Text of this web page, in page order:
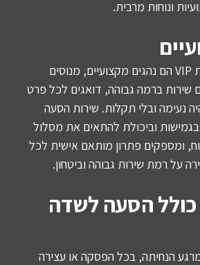
ונוחות מרבית.
הנהגים בשירותי הסעות VIP הם נהגים מקצועיים, מנוסים
שירות ברמה גבוהה, דואגים לכל פרט
נעימה ובלי תקלות. שירות הסעה
בגמישות וביכולת להתאים את מסלול
ומספקים פתרון מותאם אישית לכל
על רמת שירות גבוהה וביטחון.
הסעות VIP כולל הסעה לשדה
הנחיתה, בכל הפסקה או עצירה